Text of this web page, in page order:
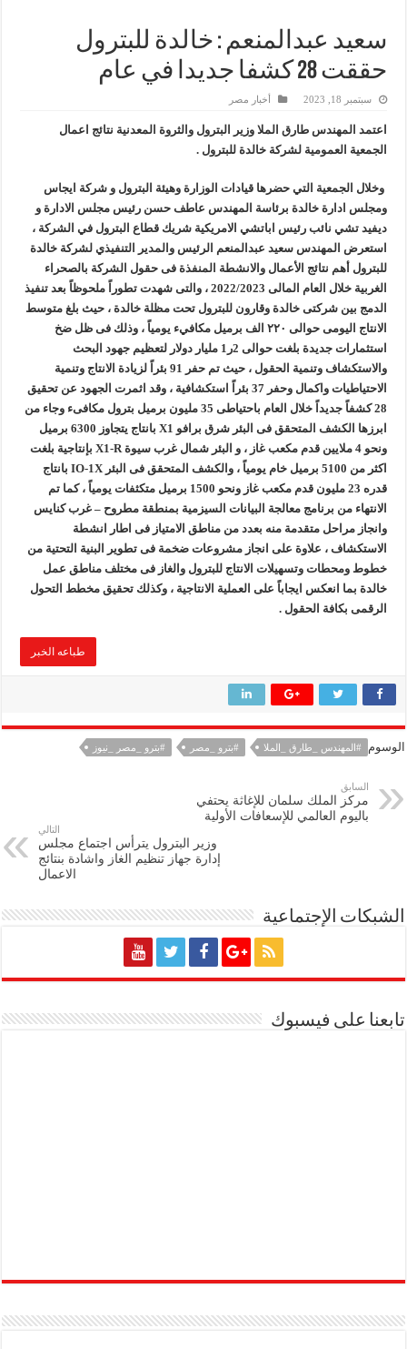
سعيد عبدالمنعم : خالدة للبترول
حققت 28 كشفا جديدا في عام
سبتمبر 18, 2023 أخبار مصر
اعتمد المهندس طارق الملا وزير البترول والثروة المعدنية نتائج اعمال
الجمعية العمومية لشركة خالدة للبترول .
وخلال الجمعية التي حضرها قيادات الوزارة وهيئة البترول و شركة ايجاس
ومجلس ادارة خالدة برئاسة المهندس عاطف حسن رئيس مجلس الادارة و
ديفيد تشي نائب رئيس اباتشي الامريكية شريك قطاع البترول في الشركة ،
استعرض المهندس سعيد عبدالمنعم الرئيس والمدير التنفيذي لشركة خالدة
للبترول أهم نتائج الأعمال والانشطة المنفذة فى حقول الشركة بالصحراء
الغربية خلال العام المالى 2022/2023 ، والتى شهدت تطوراً ملحوظاً بعد تنفيذ
الدمج بين شركتى خالدة وقارون للبترول تحت مظلة خالدة ، حيث بلغ متوسط
الانتاج اليومى حوالى ٢٢٠ الف برميل مكافيء يومياً ، وذلك فى ظل ضخ
استثمارات جديدة بلغت حوالى 2ر1 مليار دولار لتعظيم جهود البحث
والاستكشاف وتنمية الحقول ، حيث تم حفر 91 بئراً لزيادة الانتاج وتنمية
الاحتياطيات واكمال وحفر 37 بئراً استكشافية ، وقد اثمرت الجهود عن تحقيق
28 كشفاً جديداً خلال العام باحتياطى 35 مليون برميل بترول مكافىء وجاء من
ابرزها الكشف المتحقق فى البئر شرق برافو X1 بانتاج يتجاوز 6300 برميل
ونحو 4 ملايين قدم مكعب غاز ، و البئر شمال غرب سيوة X1-R بإنتاجية بلغت
اكثر من 5100 برميل خام يومياً ، والكشف المتحقق فى البئر IO-1X بانتاج
قدره 23 مليون قدم مكعب غاز ونحو 1500 برميل متكثفات يومياً ، كما تم
الانتهاء من برنامج معالجة البيانات السيزمية بمنطقة مطروح – غرب كنايس
وانجاز مراحل متقدمة منه بعدد من مناطق الامتياز فى اطار انشطة
الاستكشاف ، علاوة على انجاز مشروعات ضخمة فى تطوير البنية التحتية من
خطوط ومحطات وتسهيلات الانتاج للبترول والغاز فى مختلف مناطق عمل
خالدة بما انعكس ايجاباً على العملية الانتاجية ، وكذلك تحقيق مخطط التحول
الرقمى بكافة الحقول .
طباعه الخبر
الوسوم #المهندس _طارق _الملا #بترو _مصر #بترو _مصر _نيوز
السابق
مركز الملك سلمان للإغاثة يحتفي
باليوم العالمي للإسعافات الأولية
التالي
وزير البترول يترأس اجتماع مجلس
إدارة جهاز تنظيم الغاز واشادة بنتائج
الاعمال
الشبكات الإجتماعية
تابعنا على فيسبوك